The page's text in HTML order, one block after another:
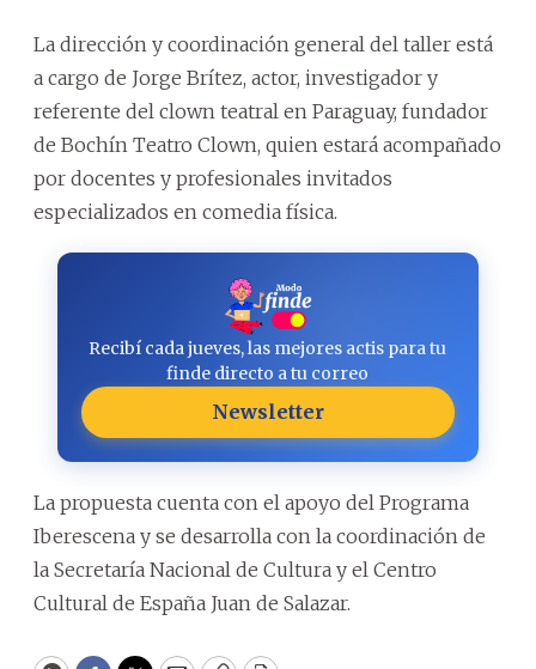
La dirección y coordinación general del taller está
a cargo de Jorge Brítez, actor, investigador y
referente del clown teatral en Paraguay, fundador
de Bochín Teatro Clown, quien estará acompañado
por docentes y profesionales invitados
especializados en comedia física.
Recibí cada jueves, las mejores actis para tu
finde directo a tu correo
Newsletter
La propuesta cuenta con el apoyo del Programa
Iberescena y se desarrolla con la coordinación de
la Secretaría Nacional de Cultura y el Centro
Cultural de España Juan de Salazar.